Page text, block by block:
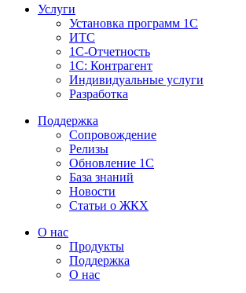
Услуги
Установка программ 1С
ИТС
1С-Отчетность
1С: Контрагент
Индивидуальные услуги
Разработка
Поддержка
Сопровождение
Релизы
Обновление 1С
База знаний
Новости
Статьи о ЖКХ
О нас
Продукты
Поддержка
О нас